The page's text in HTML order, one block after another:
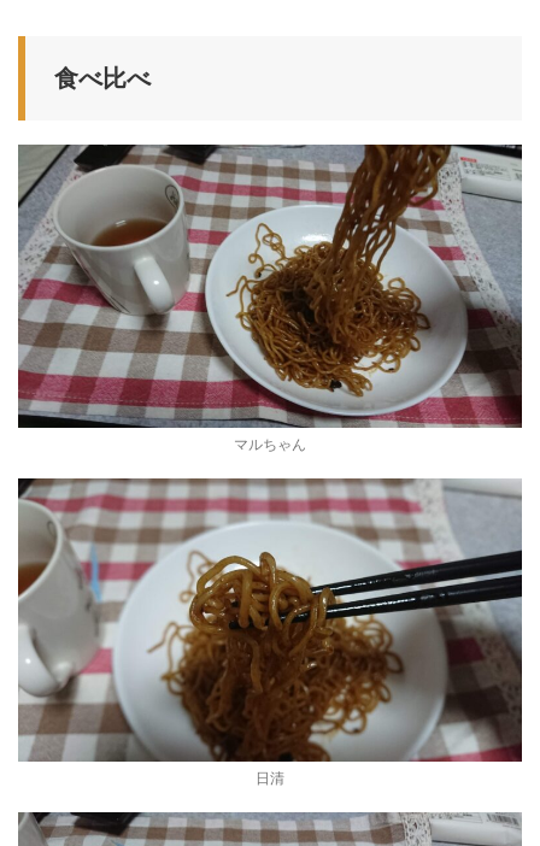
食べ比べ
マルちゃん
日清